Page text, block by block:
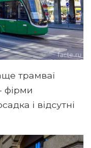
трамваї
фірми
і відсутні